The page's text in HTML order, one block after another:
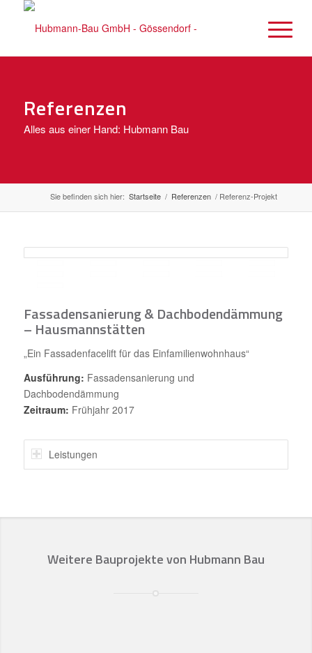
Referenzen
Alles aus einer Hand: Hubmann Bau
Sie befinden sich hier: Startseite / Referenzen / Referenz-Projekt
Fassadensanierung & Dachbodendämmung
– Hausmannstätten
„Ein Fassadenfacelift für das Einfamilienwohnhaus“
Ausführung: Fassadensanierung und
Dachbodendämmung
Zeitraum: Frühjahr 2017
Leistungen
Weitere Bauprojekte von Hubmann Bau